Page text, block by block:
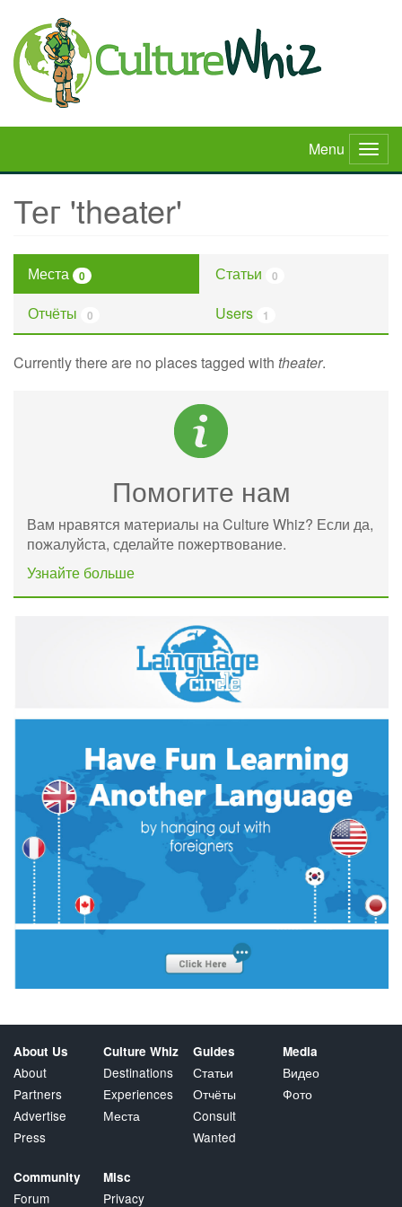
main
content
Menu
Тег 'theater'
Места 0 Статьи 0
Отчёты 0 Users 1
Currently there are no places tagged with theater.
Помогите нам
Вам нравятся материалы на Culture Whiz? Если да,
пожалуйста, сделайте пожертвование.
Узнайте больше
About Us
About
Partners
Advertise
Press
Culture Whiz
Destinations
Experiences
Места
Guides
Статьи
Отчёты
Consult
Wanted
Media
Видео
Фото
Community
Forum
Misc
Privacy